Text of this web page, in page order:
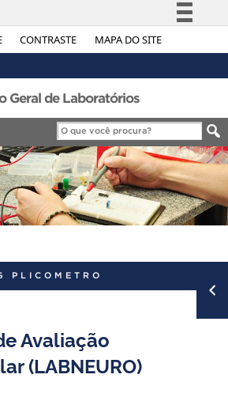
CONTRASTE MAPA DO SITE
Simplifique!
Legislação
Canais
Geral de Laboratórios
PLICOMETRO
Avaliação
(LABNEURO)